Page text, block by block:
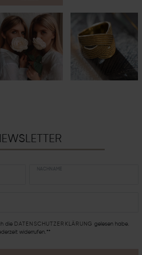
die DATEN­SCHUTZ­ERKLÄRUNG gelesen habe.
widerrufen.**